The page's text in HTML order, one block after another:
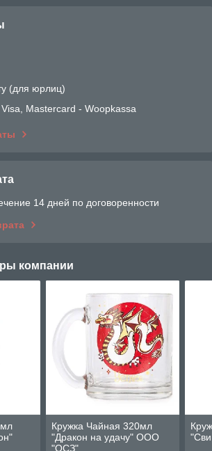
(для юрлиц)
Mastercard - Woopkassa
14 дней по договоренности
компании
Кружка Чайная 320мл
"Дракон на удачу" ООО
"ОСЗ"